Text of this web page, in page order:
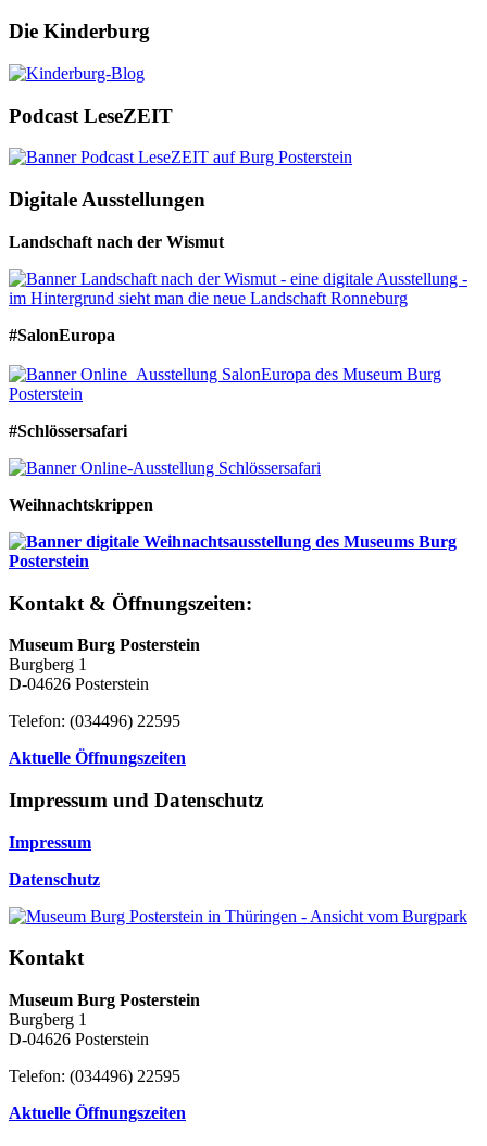
Die Kinderburg
Podcast LeseZEIT
Digitale Ausstellungen
Landschaft nach der Wismut
#SalonEuropa
#Schlössersafari
Weihnachtskrippen
Kontakt & Öffnungszeiten:
Museum Burg Posterstein
Burgberg 1
D-04626 Posterstein
Telefon: (034496) 22595
Aktuelle Öffnungszeiten
Impressum und Datenschutz
Impressum
Datenschutz
Kontakt
Museum Burg Posterstein
Burgberg 1
D-04626 Posterstein
Telefon: (034496) 22595
Aktuelle Öffnungszeiten